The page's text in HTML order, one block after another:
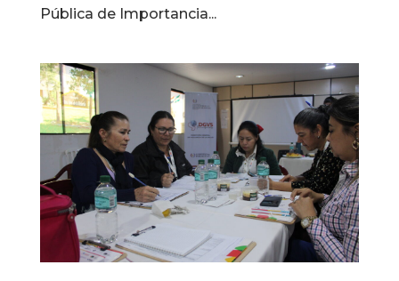
Pública de Importancia...